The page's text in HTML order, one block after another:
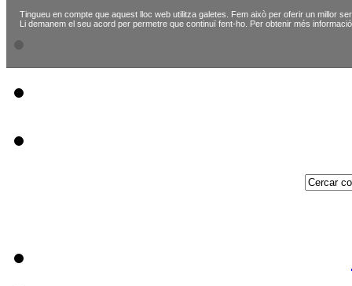
Tingueu en compte que aquest lloc web utilitza galetes. Fem això per oferir un millor
Li demanem el seu acord per permetre que continuï fent-ho. Per obtenir més